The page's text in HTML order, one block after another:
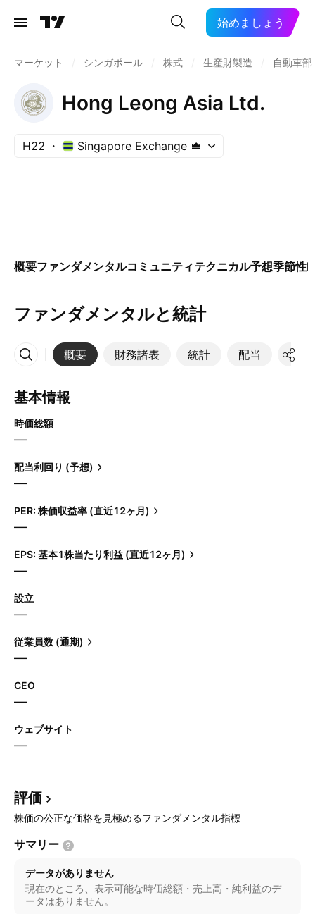
始めましょう
マーケット シンガポール 株式 生産財製造 自動車
Hong Leong Asia Ltd.
H22 Singapore Exchange
概要ファンダメンタルコミュニティテクニカル予想季節性
ファンダメンタルと統計
概要 財務諸表 統計 配当 決算
その他
基本情報
時価総額
—
配当利回り (予想)
—
PER: 株価収益率 (直近12ヶ月)
—
EPS: 基本1株当たり利益 (直近12ヶ月)
—
設立
—
従業員数 (通期)
—
CEO
—
ウェブサイト
—
評価
株価の公正な価格を見極めるファンダメンタル指標
サマリー
データがありません
現在のところ、表示可能な時価総額・売上高・純利益のデ
ータはありません。